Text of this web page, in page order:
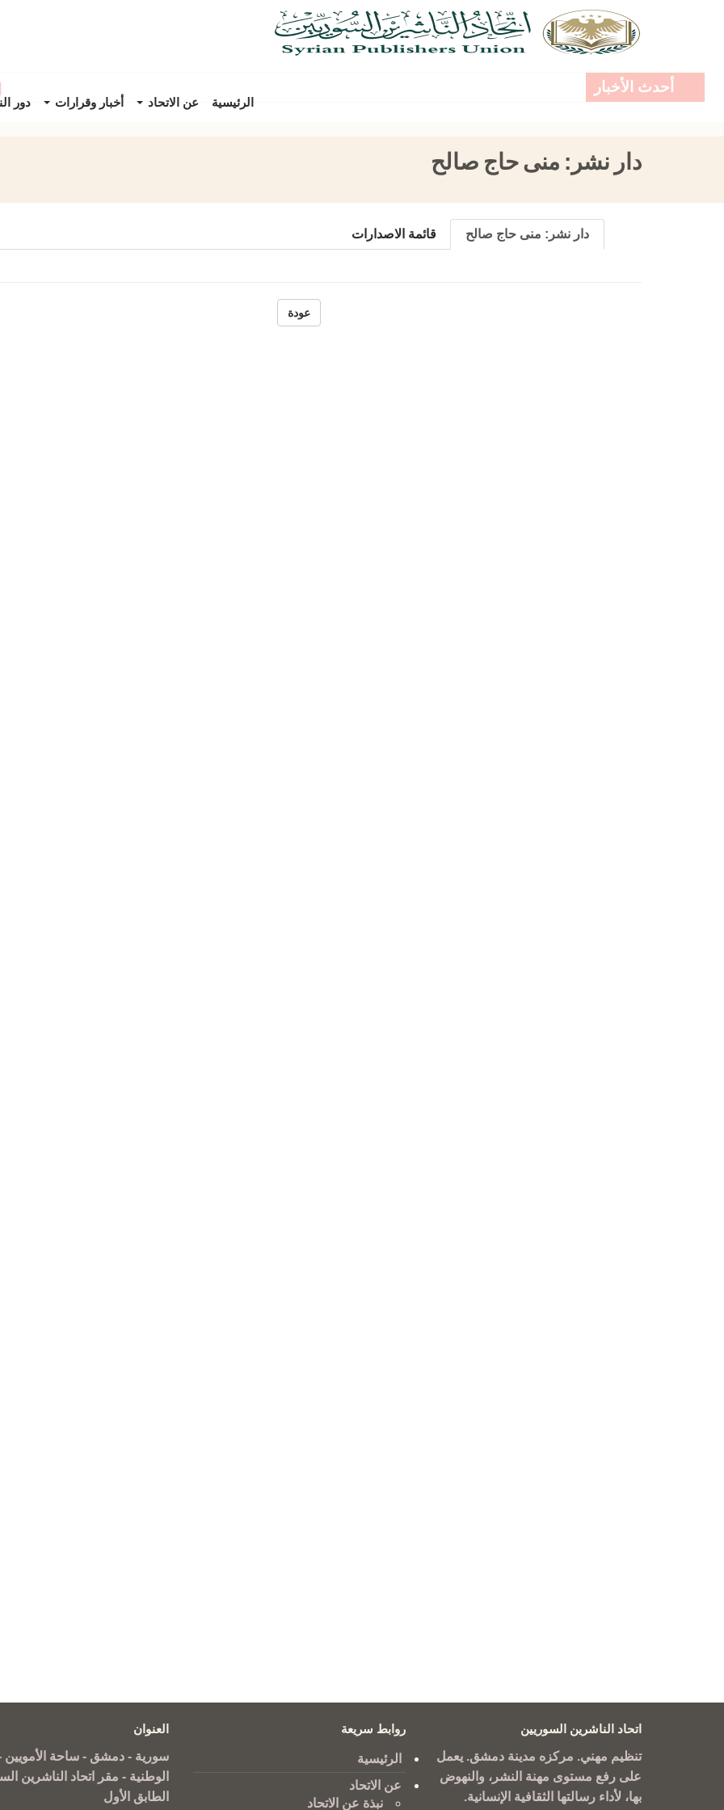
الرئيسية عن الاتحاد أخبار وقرارات دور
أحدث الأخبار
دار نشر: منى حاج صالح
دار نشر: منى حاج صالح قائمة الاصدارات
عودة
اتحاد الناشرين السوريين
تنظيم مهني. مركزه مدينة دمشق. يعمل
على رفع مستوى مهنة النشر، والنهوض
بها، لأداء رسالتها الثقافية الإنسانية.
روابط سريعة
الرئيسية
عن الاتحاد
نبذة عن الاتحاد
العنوان
سورية - دمشق - ساحة الأمويين -
الوطنية - مقر اتحاد الناشرين
الطابق الأول